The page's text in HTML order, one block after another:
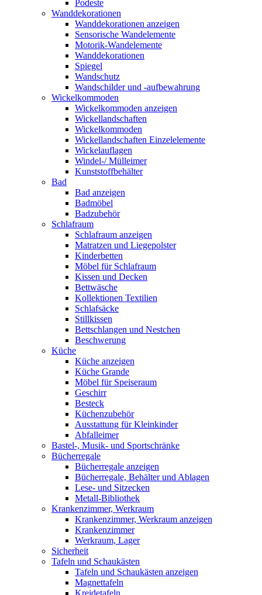
Podeste
Wanddekorationen
Wanddekorationen anzeigen
Sensorische Wandelemente
Motorik-Wandelemente
Wanddekorationen
Spiegel
Wandschutz
Wandschilder und -aufbewahrung
Wickelkommoden
Wickelkommoden anzeigen
Wickellandschaften
Wickelkommoden
Wickellandschaften Einzelelemente
Wickelauflagen
Windel-/ Mülleimer
Kunststoffbehälter
Bad
Bad anzeigen
Badmöbel
Badzubehör
Schlafraum
Schlafraum anzeigen
Matratzen und Liegepolster
Kinderbetten
Möbel für Schlafraum
Kissen und Decken
Bettwäsche
Kollektionen Textilien
Schlafsäcke
Stillkissen
Bettschlangen und Nestchen
Beschwerung
Küche
Küche anzeigen
Küche Grande
Möbel für Speiseraum
Geschirr
Besteck
Küchenzubehör
Ausstattung für Kleinkinder
Abfalleimer
Bastel-, Musik- und Sportschränke
Bücherregale
Bücherregale anzeigen
Bücherregale, Behälter und Ablagen
Lese- und Sitzecken
Metall-Bibliothek
Krankenzimmer, Werkraum
Krankenzimmer, Werkraum anzeigen
Krankenzimmer
Werkraum, Lager
Sicherheit
Tafeln und Schaukästen
Tafeln und Schaukästen anzeigen
Magnettafeln
Kreidetafeln